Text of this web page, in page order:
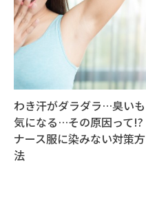
わき汗がダラダラ…臭いも
気になる…その原因って!?
ナース服に染みない対策方
法